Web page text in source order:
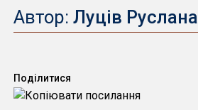
Автор: Луців Руслана
Поділитися